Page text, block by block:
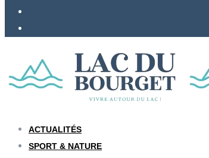
ACTUALITÉS
SPORT & NATURE